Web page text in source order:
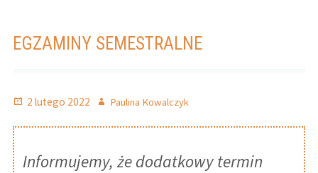
EGZAMINY SEMESTRALNE
Opublikowano
2 lutego 2022 AutorPaulina Kowalczyk
Informujemy, że dodatkowy termin